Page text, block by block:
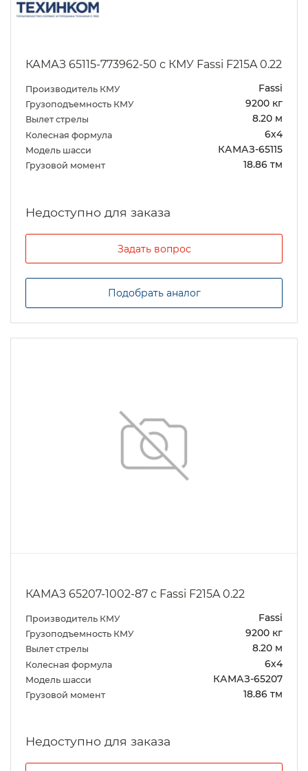
КАМАЗ 65115-773962-50 с КМУ Fassi F215A 0.22
Производитель КМУ Fassi
Грузоподъемность КМУ 9200 кг
Вылет стрелы 8.20 м
Колесная формула 6х4
Модель шасси КАМАЗ-65115
Грузовой момент 18.86 тм
Задать вопрос
Подобрать аналог
КАМАЗ 65207-1002-87 с Fassi F215A 0.22
Производитель КМУ Fassi
Грузоподъемность КМУ 9200 кг
Вылет стрелы 8.20 м
Колесная формула 6х4
Модель шасси КАМАЗ-65207
Грузовой момент 18.86 тм